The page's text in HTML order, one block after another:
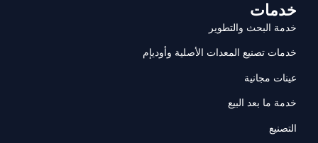
خدمات
خدمة البحث والتطوير
خدمات تصنيع المعدات الأصلية وأوديإم
عينات مجانية
خدمة ما بعد البيع
التصنيع